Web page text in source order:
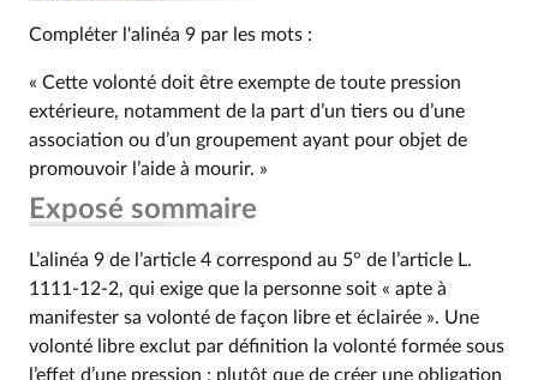
Compléter l'alinéa 9 par les mots :
« Cette volonté doit être exempte de toute pression
extérieure, notamment de la part d’un tiers ou d’une
association ou d’un groupement ayant pour objet de
promouvoir l’aide à mourir. »
Exposé sommaire
L’alinéa 9 de l’article 4 correspond au 5° de l’article L.
1111-12-2, qui exige que la personne soit « apte à
manifester sa volonté de façon libre et éclairée ». Une
volonté libre exclut par définition la volonté formée sous
l’effet d’une pression ; plutôt que de créer une obligation